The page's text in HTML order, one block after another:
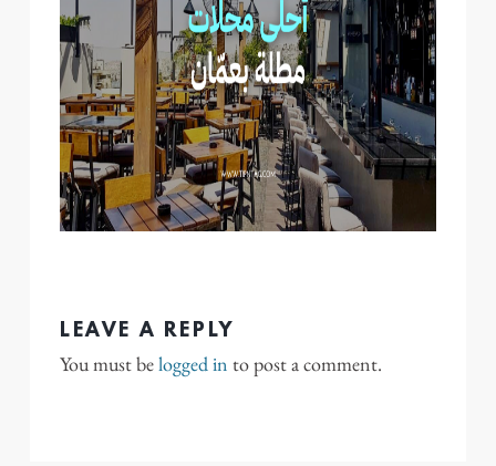
LEAVE A REPLY
You must belogged in to post a comment.